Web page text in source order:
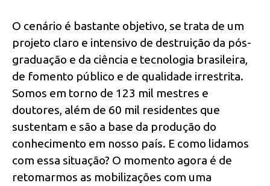
O cenário é bastante objetivo, se trata de um
projeto claro e intensivo de destruição da pós-
graduação e da ciência e tecnologia brasileira,
de fomento público e de qualidade irrestrita.
Somos em torno de 123 mil mestres e
doutores, além de 60 mil residentes que
sustentam e são a base da produção do
conhecimento em nosso país. E como lidamos
com essa situação? O momento agora é de
retomarmos as mobilizações com uma